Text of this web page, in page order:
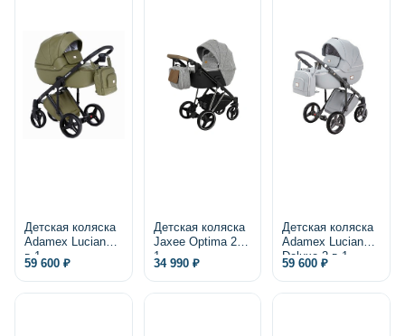
Детская коляска
Adamex Luciano 2
в 1
59 600 ₽
Детская коляска
Jaxee Optima 2 в
1
34 990 ₽
Детская коляска
Adamex Luciano
Deluxe 2 в 1,
экокожа
59 600 ₽